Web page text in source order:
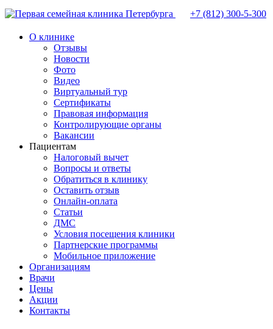
+7 (812) 300-5-300
О клинике
Отзывы
Новости
Фото
Видео
Виртуальный тур
Сертификаты
Правовая информация
Контролирующие органы
Вакансии
Пациентам
Налоговый вычет
Вопросы и ответы
Обратиться в клинику
Оставить отзыв
Онлайн-оплата
Статьи
ДМС
Условия посещения клиники
Партнерские программы
Мобильное приложение
Организациям
Врачи
Цены
Акции
Контакты